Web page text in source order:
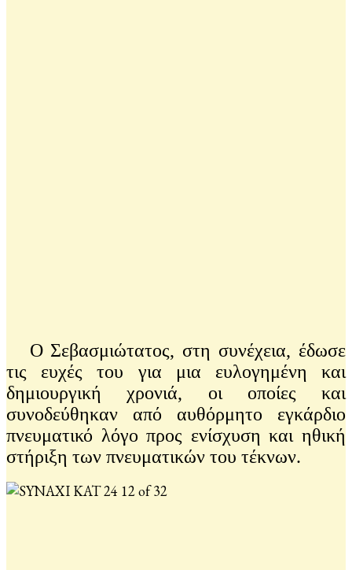
Ο Σεβασμιώτατος, στη συνέχεια, έδωσε
τις ευχές του για μια ευλογημένη και
δημιουργική χρονιά, οι οποίες και
συνοδεύθηκαν από αυθόρμητο εγκάρδιο
πνευματικό λόγο προς ενίσχυση και ηθική
στήριξη των πνευματικών του τέκνων.